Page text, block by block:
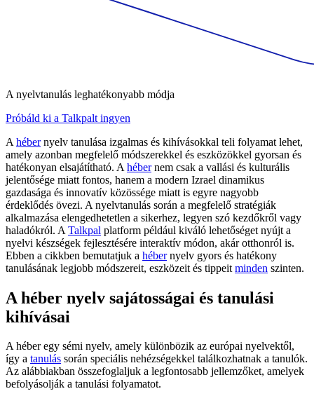
A nyelvtanulás leghatékonyabb módja
Próbáld ki a Talkpalt ingyen
A hébernyelv tanulása izgalmas és kihívásokkal teli folyamat lehet,
amely azonban megfelelő módszerekkel és eszközökkel gyorsan és
hatékonyan elsajátítható. A hébernem csak a vallási és kulturális
jelentősége miatt fontos, hanem a modern Izrael dinamikus
gazdasága és innovatív közössége miatt is egyre nagyobb
érdeklődés övezi. A nyelvtanulás során a megfelelő stratégiák
alkalmazása elengedhetetlen a sikerhez, legyen szó kezdőkről vagy
haladókról. A Talkpal platform például kiváló lehetőséget nyújt a
nyelvi készségek fejlesztésére interaktív módon, akár otthonról is.
Ebben a cikkben bemutatjuk a hébernyelv gyors és hatékony
tanulásának legjobb módszereit, eszközeit és tippeit minden szinten.
A héber nyelv sajátosságai és tanulási
kihívásai
A héber egy sémi nyelv, amely különbözik az európai nyelvektől,
így a tanulás során speciális nehézségekkel találkozhatnak a tanulók.
Az alábbiakban összefoglaljuk a legfontosabb jellemzőket, amelyek
befolyásolják a tanulási folyamatot.